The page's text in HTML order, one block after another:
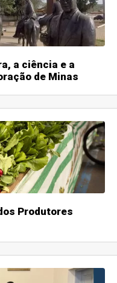
a ciência e a
de Minas
Produtores